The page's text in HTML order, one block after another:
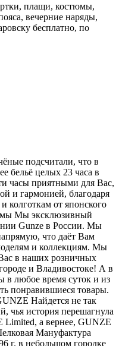
плащи, костюмы,
вечерние наряды,
бесплатно, по
подсчитали, что в
бельё целых 23 часа в
часы приятными для Вас,
и гармонией, благодаря
колготкам от японского
мы Мы эксклюзивный
Gunze в России. Мы
что даёт Вам
и коллекциям. Мы
в наших розничных
и Владивостоке! А в
в любое время суток и из
понравившиеся товары.
Найдется не так
чья история перешагнула
Limited, а вернее, GUNZE
Мануфактура
г. в небольшом городке